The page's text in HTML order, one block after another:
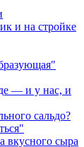
и на стройке
— и у нас, и
сальдо?
сыра